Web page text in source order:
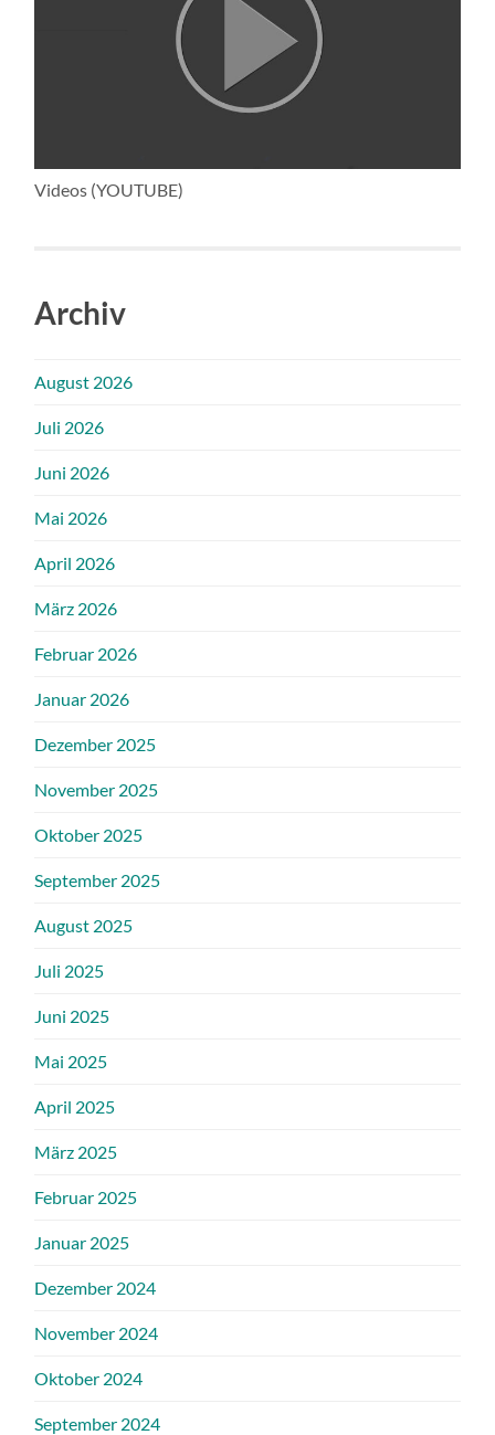
Videos (YOUTUBE)
Archiv
August 2026
Juli 2026
Juni 2026
Mai 2026
April 2026
März 2026
Februar 2026
Januar 2026
Dezember 2025
November 2025
Oktober 2025
September 2025
August 2025
Juli 2025
Juni 2025
Mai 2025
April 2025
März 2025
Februar 2025
Januar 2025
Dezember 2024
November 2024
Oktober 2024
September 2024